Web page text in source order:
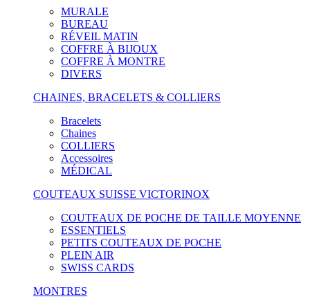
MURALE
BUREAU
RÉVEIL MATIN
COFFRE À BIJOUX
COFFRE À MONTRE
DIVERS
CHAINES, BRACELETS & COLLIERS
Bracelets
Chaines
COLLIERS
Accessoires
MÉDICAL
COUTEAUX SUISSE VICTORINOX
COUTEAUX DE POCHE DE TAILLE MOYENNE
ESSENTIELS
PETITS COUTEAUX DE POCHE
PLEIN AIR
SWISS CARDS
MONTRES